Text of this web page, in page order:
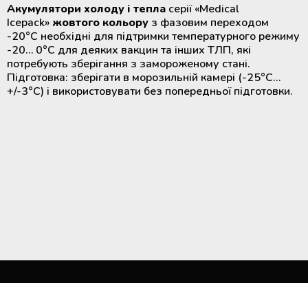
Акумулятори холоду і тепла серії «Medical
Icepack» жовтого кольору з фазовим переходом
-20°С необхідні для підтримки температурного режиму
-20… 0°С для деяких вакцин та інших ТЛП, які
потребують зберігання з замороженому стані.
Підготовка: зберігати в морозильній камері (-25°С…
+/-3°С) і використовувати без попередньої підготовки.